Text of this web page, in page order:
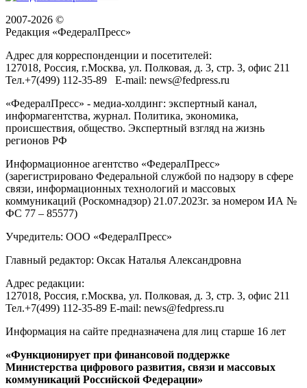
2007-2026 ©
Редакция «ФедералПресс»
Адрес для корреспонденции и посетителей:
127018, Россия, г.Москва, ул. Полковая, д. 3, стр. 3, офис 211
Тел.+7(499) 112-35-89 E-mail: news@fedpress.ru
«ФедералПресс» - медиа-холдинг: экспертный канал,
информагентства, журнал. Политика, экономика,
происшествия, общество. Экспертный взгляд на жизнь
регионов РФ
Информационное агентство «ФедералПресс»
(зарегистрировано Федеральной службой по надзору в сфере
связи, информационных технологий и массовых
коммуникаций (Роскомнадзор) 21.07.2023г. за номером ИА №
ФС 77 – 85577)
Учредитель: ООО «ФедералПресс»
Главный редактор: Оксак Наталья Александровна
Адрес редакции:
127018, Россия, г.Москва, ул. Полковая, д. 3, стр. 3, офис 211
Тел.+7(499) 112-35-89 E-mail: news@fedpress.ru
Информация на сайте предназначена для лиц старше 16 лет
«Функционирует при финансовой поддержке
Министерства цифрового развития, связи и массовых
коммуникаций Российской Федерации»